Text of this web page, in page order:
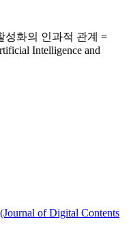
성화의 인과적 관계 =
Intelligence and
of Digital Contents